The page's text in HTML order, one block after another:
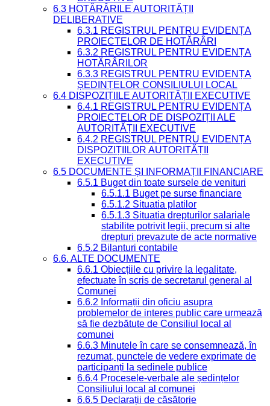
6.3 HOTĂRÂRILE AUTORITĂȚII
DELIBERATIVE
6.3.1 REGISTRUL PENTRU EVIDENȚA
PROIECTELOR DE HOTĂRÂRI
6.3.2 REGISTRUL PENTRU EVIDENȚA
HOTĂRÂRILOR
6.3.3 REGISTRUL PENTRU EVIDENȚA
ȘEDINȚELOR CONSILIULUI LOCAL
6.4 DISPOZIȚIILE AUTORITĂȚII EXECUTIVE
6.4.1 REGISTRUL PENTRU EVIDENȚA
PROIECTELOR DE DISPOZIȚII ALE
AUTORITĂȚII EXECUTIVE
6.4.2 REGISTRUL PENTRU EVIDENȚA
DISPOZIȚIILOR AUTORITĂȚII
EXECUTIVE
6.5 DOCUMENTE ȘI INFORMAȚII FINANCIARE
6.5.1 Buget din toate sursele de venituri
6.5.1.1 Buget pe surse financiare
6.5.1.2 Situatia platilor
6.5.1.3 Situatia drepturilor salariale
stabilite potrivit legii, precum si alte
drepturi prevazute de acte normative
6.5.2 Bilanturi contabile
6.6. ALTE DOCUMENTE
6.6.1 Obiecțiile cu privire la legalitate,
efectuate în scris de secretarul general al
Comunei
6.6.2 Informații din oficiu asupra
problemelor de interes public care urmează
să fie dezbătute de Consiliul local al
comunei
6.6.3 Minutele în care se consemnează, în
rezumat, punctele de vedere exprimate de
participanți la ședinele publice
6.6.4 Procesele-verbale ale ședințelor
Consiliului local al comunei
6.6.5 Declarații de căsătorie